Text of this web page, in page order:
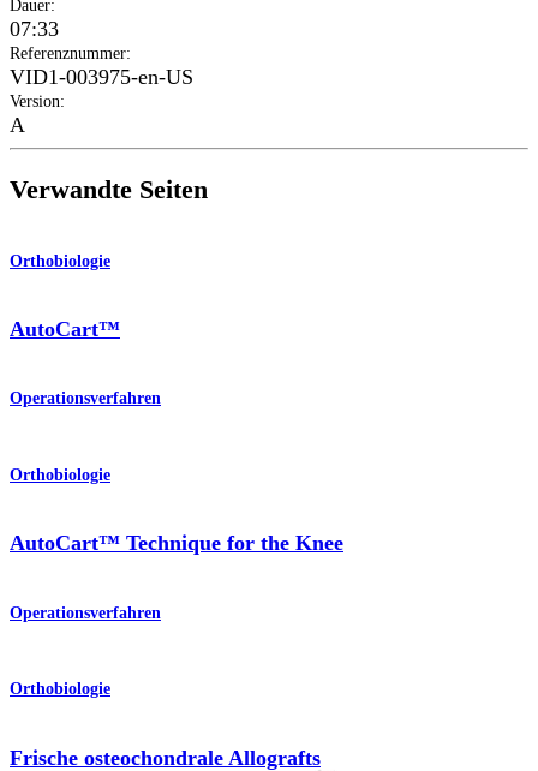
Dauer:
07:33
Referenznummer:
VID1-003975-en-US
Version:
A
Verwandte Seiten
Orthobiologie
AutoCart™
Operationsverfahren
Orthobiologie
AutoCart™ Technique for the Knee
Operationsverfahren
Orthobiologie
Frische osteochondrale Allografts